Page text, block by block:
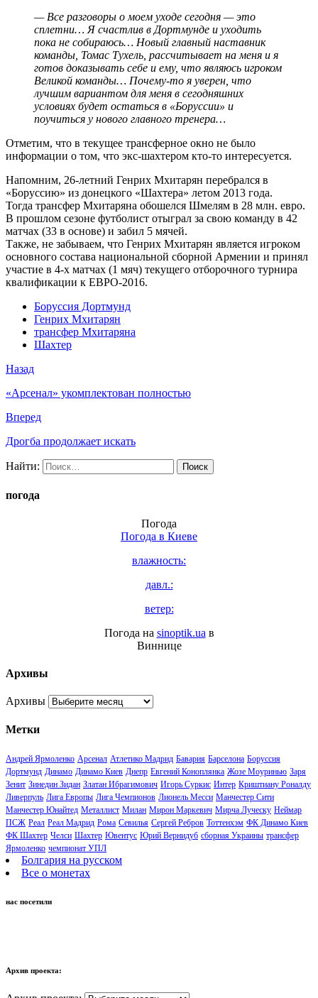
— Все разговоры о моем уходе сегодня — это
сплетни… Я счастлив в Дортмунде и уходить
пока не собираюсь… Новый главный наставник
команды, Томас Тухель, рассчитывает на меня и я
готов доказывать себе и ему, что являюсь игроком
Великой команды… Почему-то я уверен, что
лучшим вариантом для меня в сегодняшних
условиях будет остаться в «Боруссии» и
поучиться у нового главного тренера…
Отметим, что в текущее трансферное окно не было
информации о том, что экс-шахтером кто-то интересуется.
Напомним, 26-летний Генрих Мхитарян перебрался в
«Боруссию» из донецкого «Шахтера» летом 2013 года.
Тогда трансфер Мхитаряна обошелся Шмелям в 28 млн. евро.
В прошлом сезоне футболист отыграл за свою команду в 42
матчах (33 в основе) и забил 5 мячей.
Также, не забываем, что Генрих Мхитарян является игроком
основного состава национальной сборной Армении и принял
участие в 4-х матчах (1 мяч) текущего отборочного турнира
квалификации к ЕВРО-2016.
Боруссия Дортмунд
Генрих Мхитарян
трансфер Мхитаряна
Шахтер
Назад
«Арсенал» укомплектован полностью
Вперед
Дрогба продолжает искать
Найти:
погода
Погода
Погода в Киеве
влажность:
давл.:
ветер:
Погода на sinoptik.ua в
Виннице
Архивы
Архивы
Метки
Андрей Ярмоленко Арсенал Атлетико Мадрид Бавария Барселона Боруссия
Дортмунд Динамо Динамо Киев Днепр Евгений Коноплянка Жозе Моуринью Заря
Зенит Зинедин Зидан Златан Ибрагимович Игорь Суркис Интер Криштиану Роналду
Ливерпуль Лига Европы Лига Чемпионов Лионель Месси Манчестер Сити
Манчестер Юнайтед Металлист Милан Мирон Маркевич Мирча Луческу Неймар
ПСЖ Реал Реал Мадрид Рома Севилья Сергей Ребров Тоттенхэм ФК Динамо Киев
ФК Шахтер Челси Шахтер Ювентус Юрий Вернидуб сборная Украины трансфер
Ярмоленко чемпионат УПЛ
Болгария на русском
Все о монетах
нас посетили
Архив проекта: